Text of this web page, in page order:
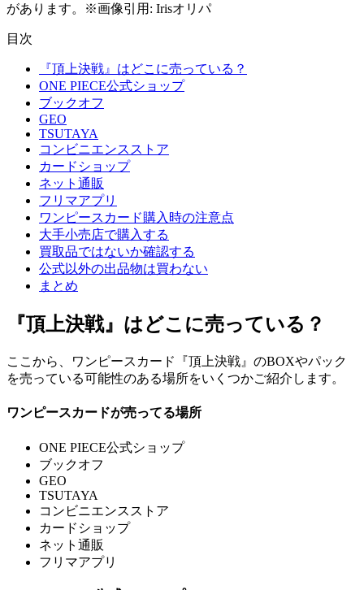
があります。※画像引用: Irisオリパ
目次
『頂上決戦』はどこに売っている？
ONE PIECE公式ショップ
ブックオフ
GEO
TSUTAYA
コンビニエンスストア
カードショップ
ネット通販
フリマアプリ
ワンピースカード購入時の注意点
大手小売店で購入する
買取品ではないか確認する
公式以外の出品物は買わない
まとめ
『頂上決戦』はどこに売っている？
ここから、ワンピースカード『頂上決戦』のBOXやパック
を売っている可能性のある場所をいくつかご紹介します。
ワンピースカードが売ってる場所
ONE PIECE公式ショップ
ブックオフ
GEO
TSUTAYA
コンビニエンスストア
カードショップ
ネット通販
フリマアプリ